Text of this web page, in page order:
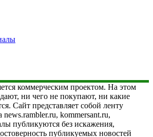
коммерческим проектом. На этом
ни чего не покупают, ни какие
Сайт представляет собой ленту
news.rambler.ru, kommersant.ru,
публикуются без искажения,
публикуемых новостей